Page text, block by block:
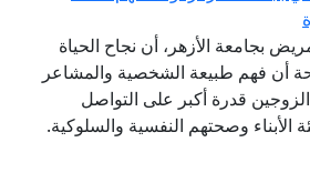
بجامعة الأزهر، أن نجاح الحياة
أن فهم طبيعة الشخصية والمشاعر
قدرة أكبر على التواصل
الأبناء وصحتهم النفسية والسلوكية.